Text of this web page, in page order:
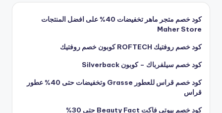
كود خصم متجر ماهر تخفيضات 40% على افضل المنتجات
Maher Store
كود خصم روفتيك ROFTECH كوبون خصم روفتيك
كود خصم سيلفرباك – كوبون Silverback
كود خصم قراس للعطور Grasse وتخفيضات حتى 40% عطور
قراس
كود خصم بيوتي فاكت Beauty Fact حتى 30%